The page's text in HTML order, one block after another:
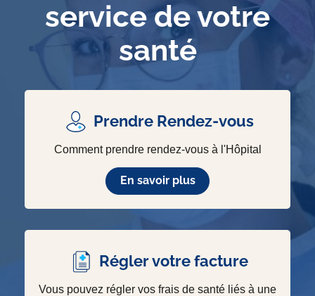
service de votre
santé
Prendre Rendez-vous
Comment prendre rendez-vous à l'Hôpital
En savoir plus
Régler votre facture
Vous pouvez régler vos frais de santé liés à une